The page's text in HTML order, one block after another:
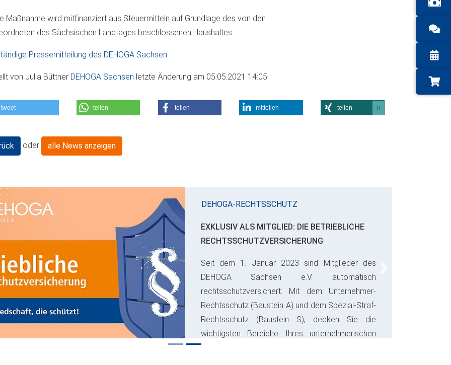
Maßnahme wird mitfinanziert aus Steuermitteln auf Grundlage des von den
des Sächsischen Landtages beschlossenen Haushaltes.
Pressemitteilung des DEHOGA Sachsen
von Julia Büttner DEHOGA Sachsen letzte Änderung am 05.05.2021 14:05
tweet teilen teilen mitteilen teilen 0
oder alle News anzeigen
DEHOGA-RECHTSSCHUTZ
EXKLUSIV ALS MITGLIED: DIE BETRIEBLICHE
RECHTSSCHUTZVERSICHERUNG
Seit dem 1. Januar 2023 sind Mitglieder des
DEHOGA Sachsen e.V. automatisch
rechtsschutzversichert. Mit dem Unternehmer-
Rechtsschutz (Baustein A) und dem Spezial-Straf-
Rechtsschutz (Baustein S), decken Sie die
wichtigsten Bereiche Ihres unternehmerischen
Risikos ab und sparen bares Geld.